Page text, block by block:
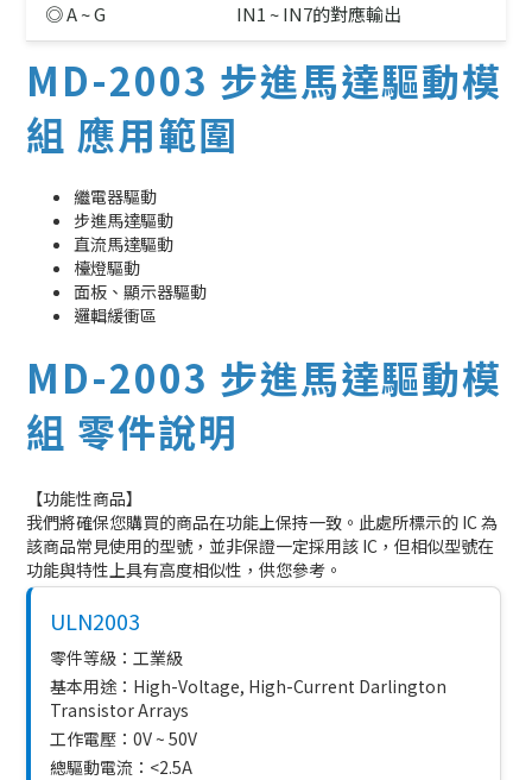
◎ A ~ G IN1 ~ IN7的對應輸出
MD-2003 步進馬達驅動模
組 應用範圍
繼電器驅動
步進馬達驅動
直流馬達驅動
檯燈驅動
面板、顯示器驅動
邏輯緩衝區
MD-2003 步進馬達驅動模
組 零件說明
【功能性商品】
我們將確保您購買的商品在功能上保持一致。此處所標示的 IC 為
該商品常見使用的型號，並非保證一定採用該 IC，但相似型號在
功能與特性上具有高度相似性，供您參考。
ULN2003
零件等級：工業級
基本用途：High-Voltage, High-Current Darlington
Transistor Arrays
工作電壓：0V ~ 50V
總驅動電流：<2.5A